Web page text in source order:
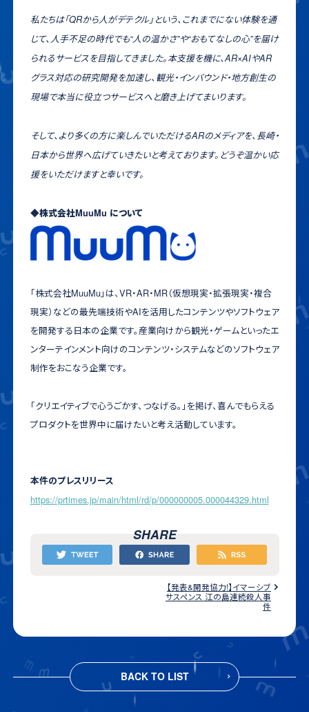
私たちは「QRから人がデテクル」という、これまでにない体験を通
じて、人手不足の時代でも“人の温かさ”や“おもてなしの心”を届け
られるサービスを目指してきました。本支援を機に、AR×AIやAR
グラス対応の研究開発を加速し、観光・インバウンド・地方創生の
現場で本当に役立つサービスへと磨き上げてまいります。
そして、より多くの方に楽しんでいただけるARのメディアを、長崎・
日本から世界へ広げていきたいと考えております。どうぞ温かい応
援をいただけますと幸いです。
◆株式会社MuuMu について
「株式会社MuuMu」は、VR・AR・MR（仮想現実・拡張現実・複合
現実）などの最先端技術やAIを活用したコンテンツやソフトウェア
を開発する日本の企業です。産業向けから観光・ゲームといったエ
ンターテインメント向けのコンテンツ・システムなどのソフトウェア
制作をおこなう企業です。
「クリエイティブで心うごかす、つなげる。」を掲げ、喜んでもらえる
プロダクトを世界中に届けたいと考え活動しています。
本件のプレスリリース
https://prtimes.jp/main/html/rd/p/000000005.000044329.html
SHARE
【発表&開発協力!】イマーシブ
サスペンス 江の島連続殺人事
件
BACK TO LIST